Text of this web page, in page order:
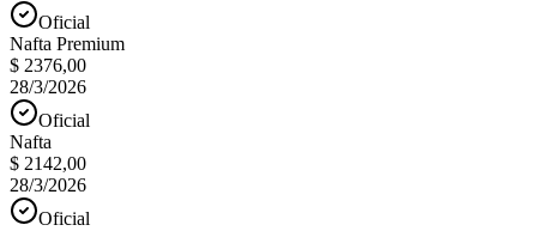
Oficial
Nafta Premium
$ 2376,00
28/3/2026
Oficial
Nafta
$ 2142,00
28/3/2026
Oficial